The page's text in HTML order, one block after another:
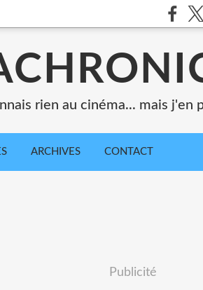
rien au cinéma... mais j'en
ARCHIVES CONTACT
Publicité